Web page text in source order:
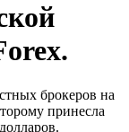
брокеров на
принесла